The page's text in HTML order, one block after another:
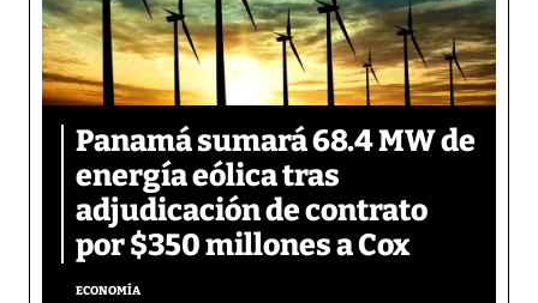
Panamá sumará 68.4 MW de
energía eólica tras
adjudicación de contrato
por $350 millones a Cox
ECONOMÍA